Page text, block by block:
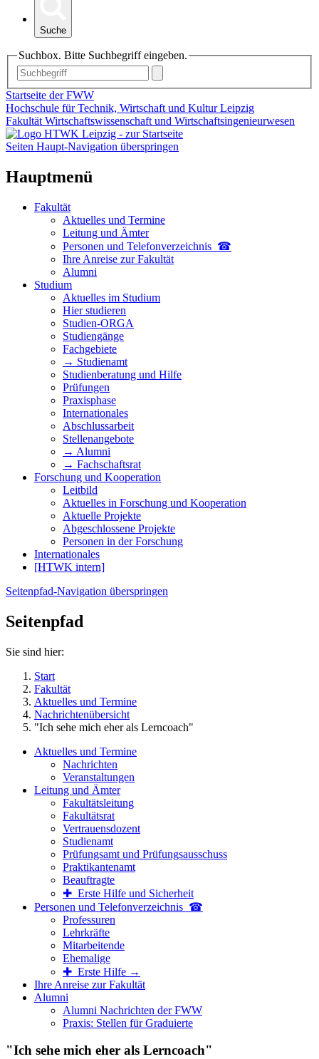
Suche
Suchbox. Bitte Suchbegriff eingeben.
Startseite der FWW
Hochschule für Technik, Wirtschaft und Kultur Leipzig
Fakultät Wirtschaftswissenschaft und Wirtschaftsingenieurwesen
Seiten Haupt-Navigation überspringen
Hauptmenü
Fakultät
Aktuelles und Termine
Leitung und Ämter
Personen und Telefon­verzeichnis ☎
Ihre Anreise zur Fakultät
Alumni
Studium
Aktuelles im Studium
Hier studieren
Studien-ORGA
Studiengänge
Fachgebiete
→ Studienamt
Studienberatung und Hilfe
Prüfungen
Praxisphase
Internationales
Abschlussarbeit
Stellenangebote
→ Alumni
→ Fachschaftsrat
Forschung und Kooperation
Leitbild
Aktuelles in Forschung und Kooperation
Aktuelle Projekte
Abgeschlossene Projekte
Personen in der Forschung
Internationales
[HTWK intern]
Seitenpfad-Navigation überspringen
Seitenpfad
Sie sind hier:
Start
Fakultät
Aktuelles und Termine
Nachrichtenübersicht
"Ich sehe mich eher als Lerncoach"
Aktuelles und Termine
Nachrichten
Veranstaltungen
Leitung und Ämter
Fakultätsleitung
Fakultätsrat
Vertrauensdozent
Studienamt
Prüfungsamt und Prüfungsausschuss
Praktikantenamt
Beauftragte
✚ Erste Hilfe und Sicherheit
Personen und Telefon­verzeichnis ☎
Professuren
Lehrkräfte
Mitarbeitende
Ehemalige
✚ Erste Hilfe →
Ihre Anreise zur Fakultät
Alumni
Alumni Nachrichten der FWW
Praxis: Stellen für Graduierte
"Ich sehe mich eher als Lerncoach"